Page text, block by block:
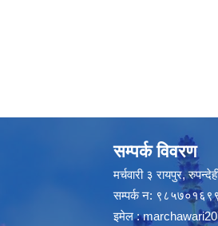
सम्पर्क विवरण
मर्चवारी ३ रायपुर,
सम्पर्क न:
इमेल :